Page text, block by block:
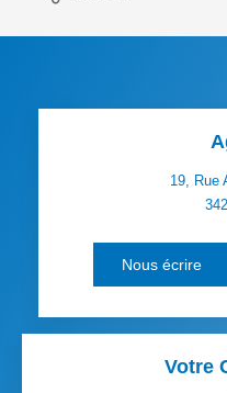
19, Rue
Nous écrire
Votre